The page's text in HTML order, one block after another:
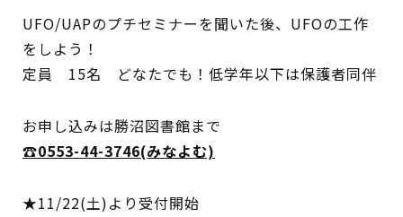
UFO/UAPのプチセミナーを聞いた後、UFOの工作
をしよう！
定員 15名 どなたでも！低学年以下は保護者同伴
お申し込みは勝沼図書館まで
☎0553-44-3746(みなよむ)
★11/22(土)より受付開始
イベント
図書館地図PDF